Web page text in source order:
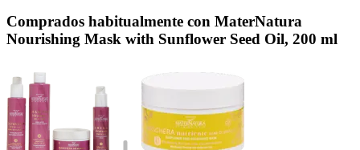
Comprados habitualmente con MaterNatura
Nourishing Mask with Sunflower Seed Oil, 200 ml